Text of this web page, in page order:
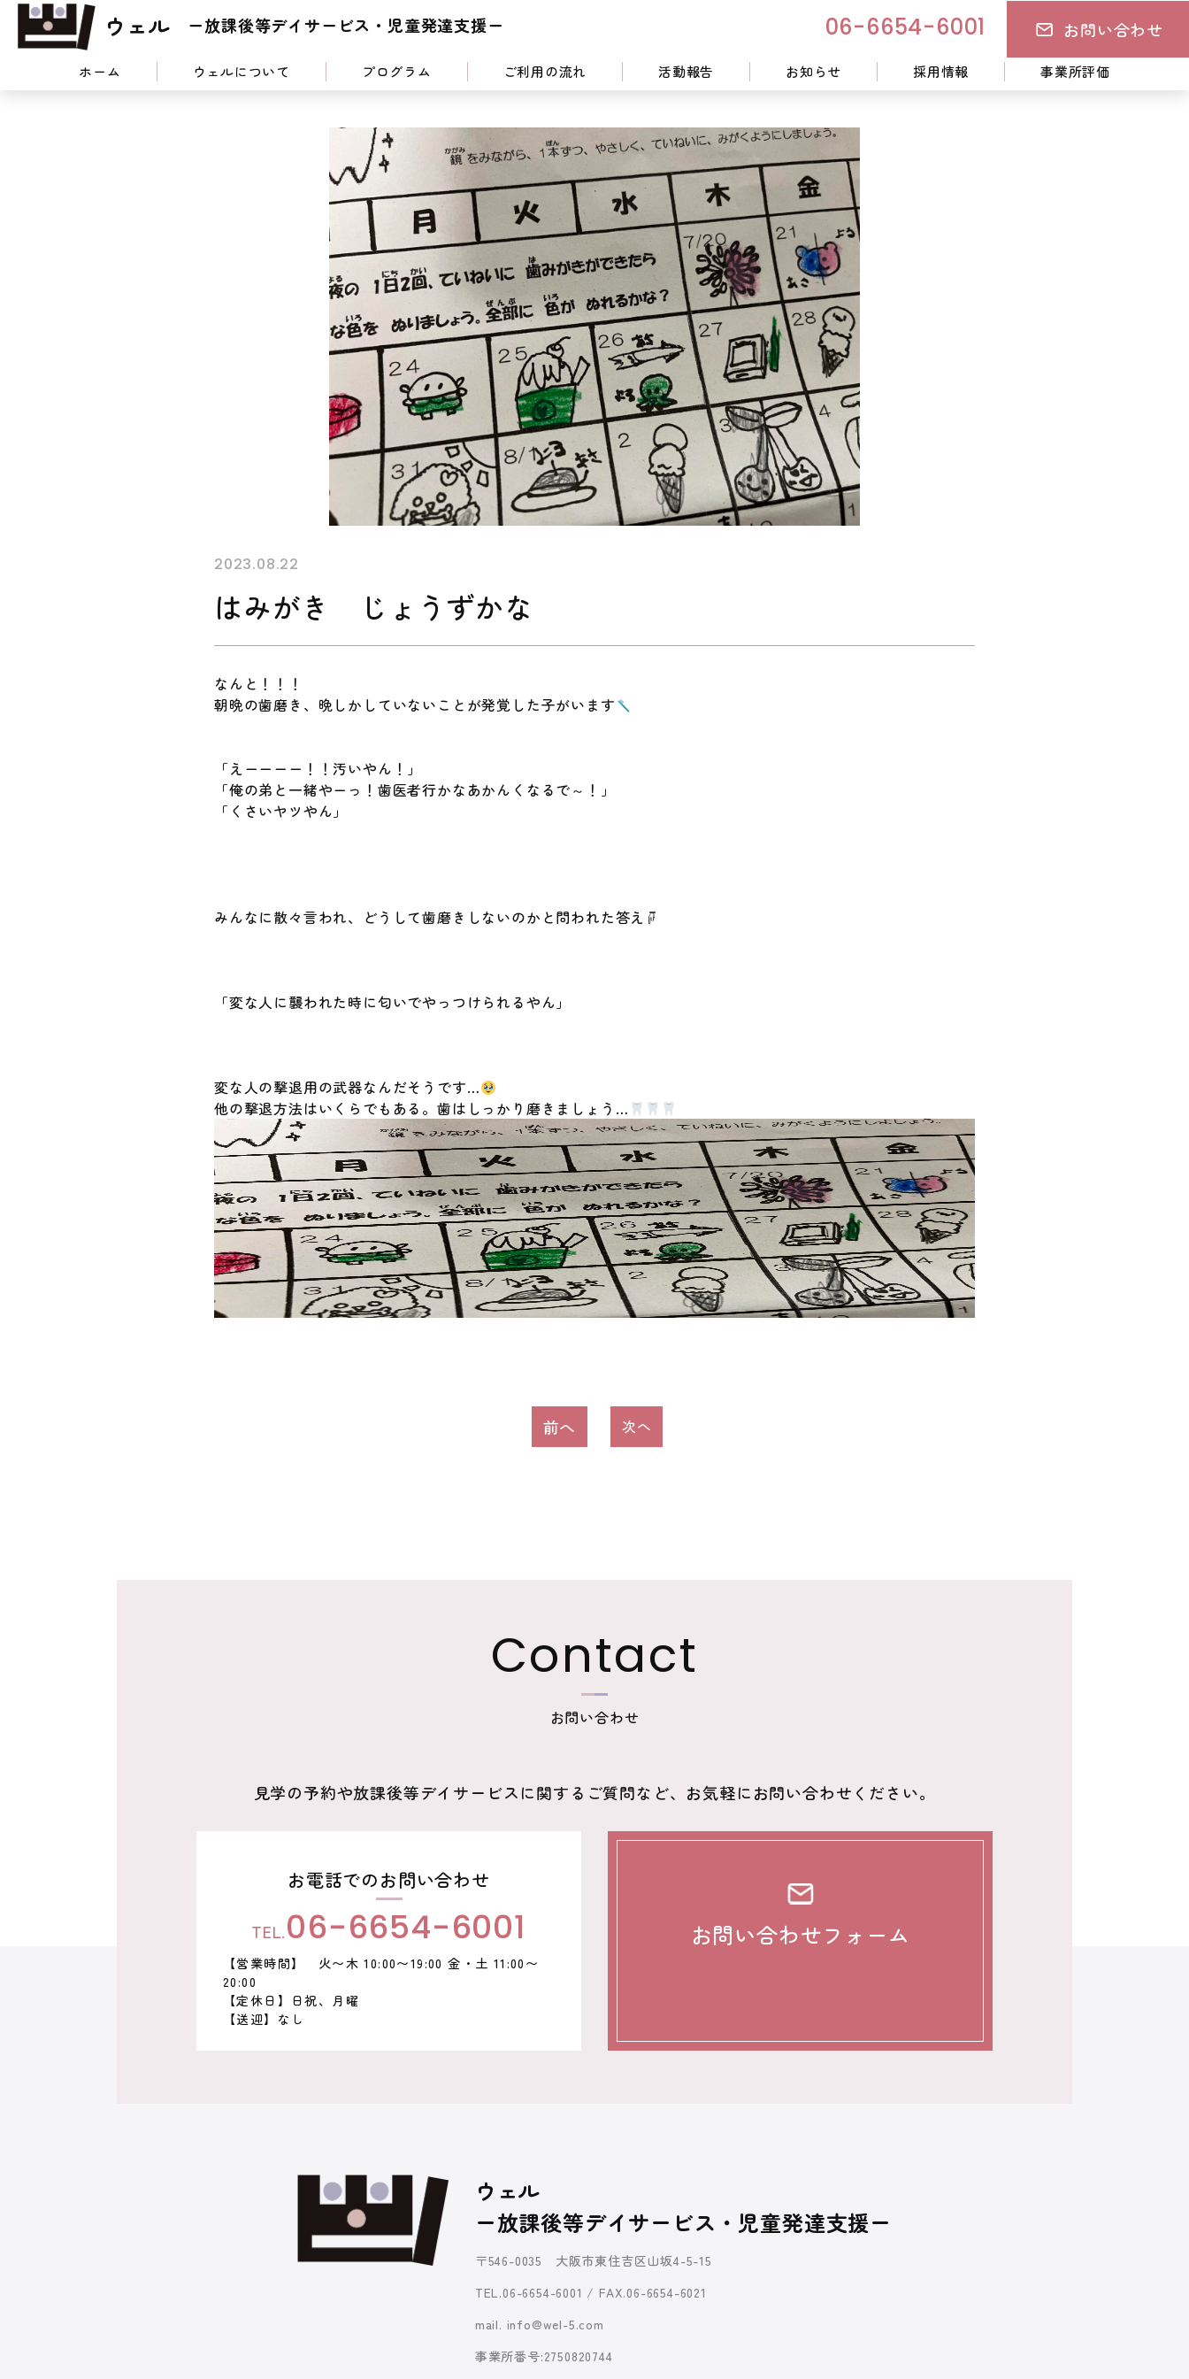
ウェル ー放課後等デイサービス・児童発達支援ー 06-6654-6001 お問い合わせ
ホーム ウェルについて プログラム ご利用の流れ 活動報告 お知らせ 採用情報 事業所評価
2023.08.22
はみがき じょうずかな
なんと！！！
朝晩の歯磨き、晩しかしていないことが発覚した子がいます
「えーーーー！！汚いやん！」
「俺の弟と一緒やーっ！歯医者行かなあかんくなるで～！」
「くさいヤツやん」
みんなに散々言われ、どうして歯磨きしないのかと問われた答え☟
「変な人に襲われた時に匂いでやっつけられるやん」
変な人の撃退用の武器なんだそうです…
他の撃退方法はいくらでもある。歯はしっかり磨きましょう…
前へ 次へ
Contact
お問い合わせ
見学の予約や放課後等デイサービスに関するご質問など、お気軽にお問い合わせください。
お電話でのお問い合わせ
TEL.06-6654-6001
【営業時間】
火〜木 10:00〜19:00 金・土 11:00〜
20:00
【定休日】日祝、月曜
【送迎】なし
お問い合わせフォーム
ウェル
ー放課後等デイサービス・児童発達支援ー
〒546-0035 大阪市東住吉区山坂4-5-15
TEL.06-6654-6001 / FAX.06-6654-6021
mail. info@wel-5.com
事業所番号:2750820744